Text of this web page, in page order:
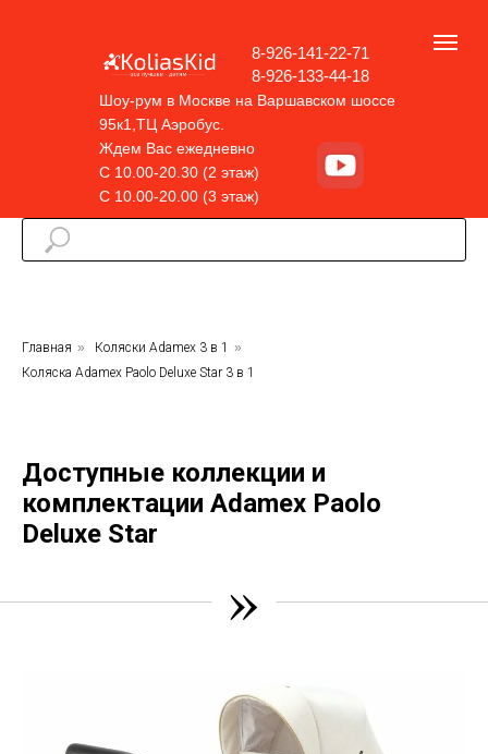
Шоу-рум в Москве на Варшавском шоссе
95к1,ТЦ Аэробус.
Ждем Вас ежедневно
С 10.00-20.30 (2 этаж)
С 10.00-20.00 (3 этаж)
8-926-141-22-71
8-926-133-44-18
Главная » Коляски Adamex 3 в 1
»
Коляска Adamex Paolo Deluxe Star 3 в 1
Доступные коллекции и
комплектации Adamex Paolo
Deluxe Star
»